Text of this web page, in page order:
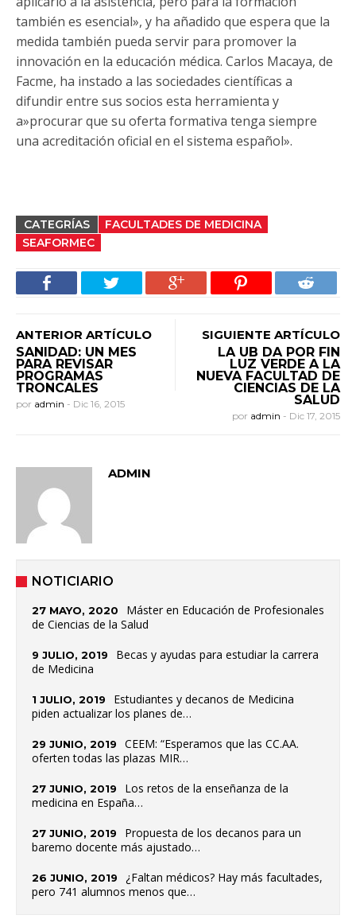
también es esencial», y ha añadido que espera que la
medida también pueda servir para promover la
innovación en la educación médica. Carlos Macaya, de
Facme, ha instado a las sociedades científicas a
difundir entre sus socios esta herramienta y
a»procurar que su oferta formativa tenga siempre
una acreditación oficial en el sistema español».
CATEGRÍAS
FACULTADES DE MEDICINA
SEAFORMEC
ANTERIOR ARTÍCULO
SANIDAD: UN MES
PARA REVISAR
PROGRAMAS
TRONCALES
por admin - Dic 16, 2015
SIGUIENTE ARTÍCULO
LA UB DA POR FIN
LUZ VERDE A LA
NUEVA FACULTAD DE
CIENCIAS DE LA
SALUD
por admin - Dic 17, 2015
ADMIN
NOTICIARIO
27 MAYO, 2020
Máster en Educación de Profesionales
de Ciencias de la Salud
9 JULIO, 2019
Becas y ayudas para estudiar la carrera
de Medicina
1 JULIO, 2019
Estudiantes y decanos de Medicina
piden actualizar los planes de…
29 JUNIO, 2019
CEEM: “Esperamos que las CC.AA.
oferten todas las plazas MIR…
27 JUNIO, 2019
Los retos de la enseñanza de la
medicina en España…
27 JUNIO, 2019
Propuesta de los decanos para un
baremo docente más ajustado…
26 JUNIO, 2019
¿Faltan médicos? Hay más facultades,
pero 741 alumnos menos que…